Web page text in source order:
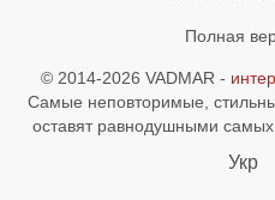
Полная
© 2014-2026 VADMAR -
Самые неповторимые,
оставят равнодушными самых
Укр